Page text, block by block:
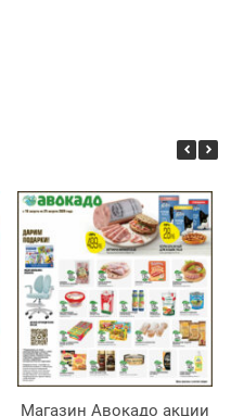
Магазин Авокадо акции